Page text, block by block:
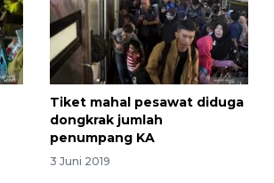
Tiket mahal pesawat diduga
dongkrak jumlah
penumpang KA
3 Juni 2019